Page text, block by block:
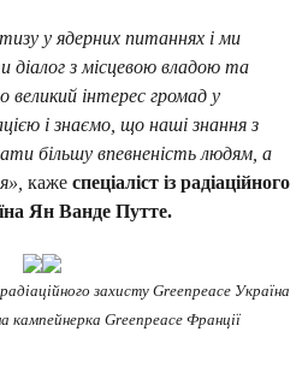
у ядерних питаннях і ми
діалог з місцевою владою та
великий інтерес громад у
і знаємо, що наші знання з
більшу впевненість людям, а
каже спеціаліст із радіаційного
Ян Ванде Путте.
захисту Greenpeace Україна
кампейнерка Greenpeace Франції